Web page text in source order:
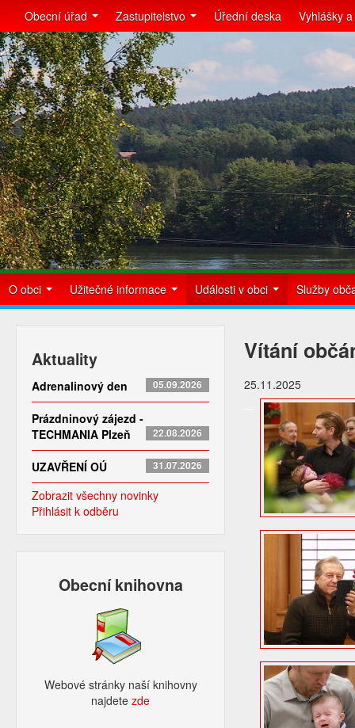
Obecní úřad Zastupitelstvo Úřední deska Vyhlášky
O obci Užitečné informace Události v obci Služby
Aktuality
Adrenalinový den 05.09.2026
Prázdninový zájezd -
TECHMANIA Plzeň
22.08.2026
UZAVŘENÍ OÚ 31.07.2026
Zobrazit všechny novinky
Přihlásit k odběru
Obecní knihovna
Webové stránky naší knihovny
najdetezde​
Vítání
25.11.2025